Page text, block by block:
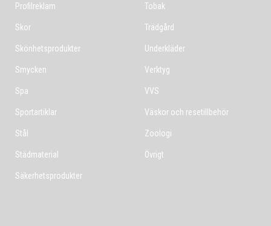
Profilreklam
Skor
Skönhetsprodukter
Smycken
Spa
Sportartiklar
Stål
Städmaterial
Säkerhetsprodukter
Tobak
Trädgård
Underkläder
Verktyg
VVS
Väskor och resetillbehör
Zoologi
Övrigt